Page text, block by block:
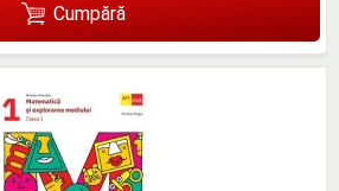
Cumpără